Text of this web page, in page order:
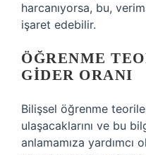
harcanıyorsa, bu,
işaret edebilir.
ÖĞRENME
GIDER ORANI
Bilişsel öğrenme
ulaşacaklarını ve bu
anlamamıza yardımcı